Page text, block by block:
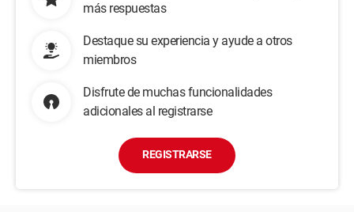
más respuestas
Destaque su experiencia y ayude a otros
miembros
Disfrute de muchas funcionalidades
adicionales al registrarse
REGISTRARSE